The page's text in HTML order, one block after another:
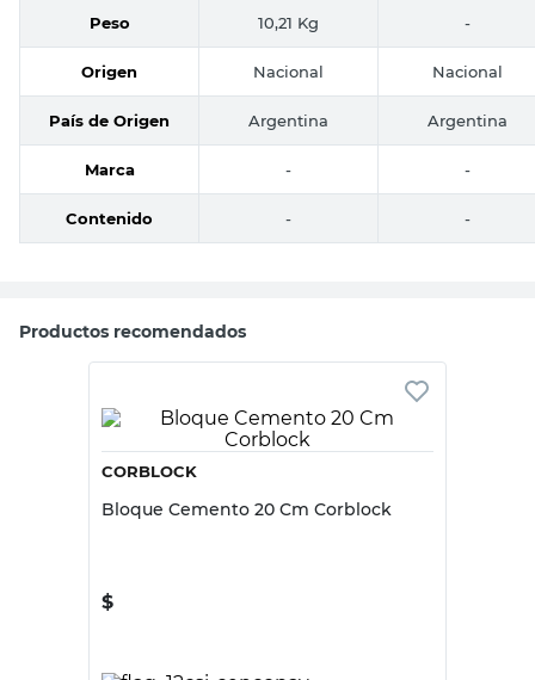
Peso 10,21 Kg -
Origen Nacional Nacional
País de Origen Argentina Argentina
Marca - -
Contenido - -
Productos recomendados